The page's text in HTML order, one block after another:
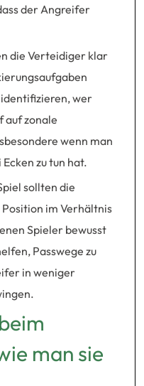
der Angreifer
die Verteidiger klar
wer
auf zonale
wenn man
zu tun hat.
sollten die
im Verhältnis
Spieler bewusst
Passwege zu
in weniger
man sie